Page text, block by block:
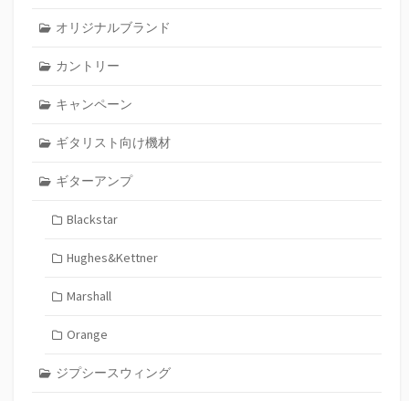
オリジナルブランド
カントリー
キャンペーン
ギタリスト向け機材
ギターアンプ
Blackstar
Hughes&Kettner
Marshall
Orange
ジプシースウィング